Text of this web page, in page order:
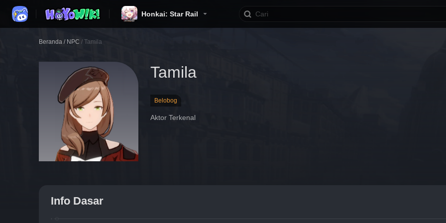
Honkai: Star Rail
Beranda / NPC / Tamila
Tamila
Belobog
Aktor Terkenal
Info Dasar